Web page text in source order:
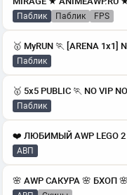
Паблик паблик FPS
Паблик
🥇 5x5 PUBLIC 🏃 NO VIP
Паблик
АВП